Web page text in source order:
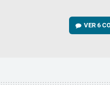
VER6